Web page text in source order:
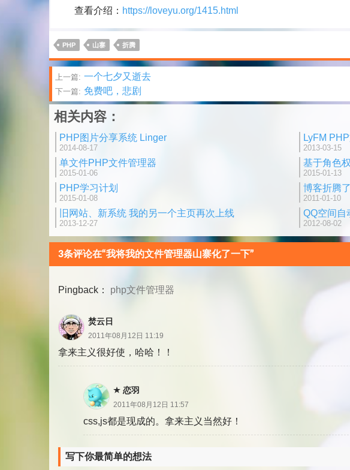
查看介绍： https://loveyu.org/1415.html
PHP 山寨 折腾
文
章
分
页
上一篇: 一个七夕又逝去
下一篇: 免费吧，悲剧
相关内容：
PHP图片分享系统 Linger
2014-08-17
LyFM
2013-03-15
单文件PHP文件管理器
2015-01-06
基于角色
2015-01-13
PHP学习计划
2015-01-08
博客折腾
2011-01-10
旧网站、新系统 我的另一个主页再次上线
2013-12-27
QQ空间自
2012-08-02
3条评论在“我将我的文件管理器山寨化了一下”
Pingback： php文件管理器
焚云日
2011年08月12日 11:19
拿来主义很好使，哈哈！！
恋羽
2011年08月12日 11:57
css,js都是现成的。拿来主义当然好！
写下你最简单的想法